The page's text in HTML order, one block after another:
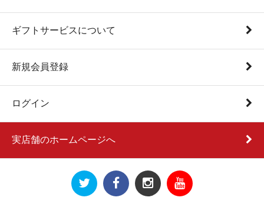
ギフトサービスについて
新規会員登録
ログイン
実店舗のホームページへ